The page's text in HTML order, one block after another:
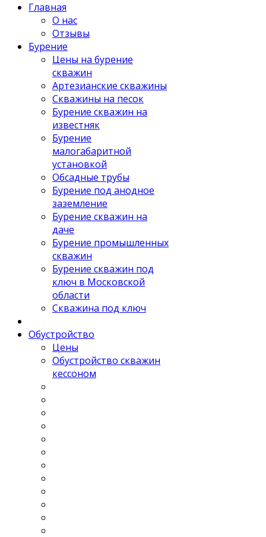
Главная
О нас
Отзывы
Бурение
Цены на бурение
скважин
Артезианские скважины
Скважины на песок
Бурение скважин на
известняк
Бурение
малогабаритной
установкой
Обсадные трубы
Бурение под анодное
заземление
Бурение скважин на
даче
Бурение промышленных
скважин
Бурение скважин под
ключ в Московской
области
Скважина под ключ
Обустройство
Цены
Обустройство скважин
кессоном